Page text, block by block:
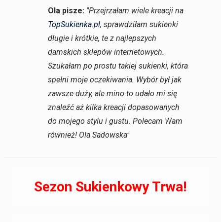
Ola pisze: "Przejrzałam wiele kreacji na
TopSukienka.pl, sprawdziłam sukienki
długie i krótkie, te z najlepszych
damskich sklepów internetowych.
Szukałam po prostu takiej sukienki, która
spełni moje oczekiwania. Wybór był jak
zawsze duży, ale mino to udało mi się
znaleźć aż kilka kreacji dopasowanych
do mojego stylu i gustu. Polecam Wam
również! Ola Sadowska"
Sezon Sukienkowy Trwa!